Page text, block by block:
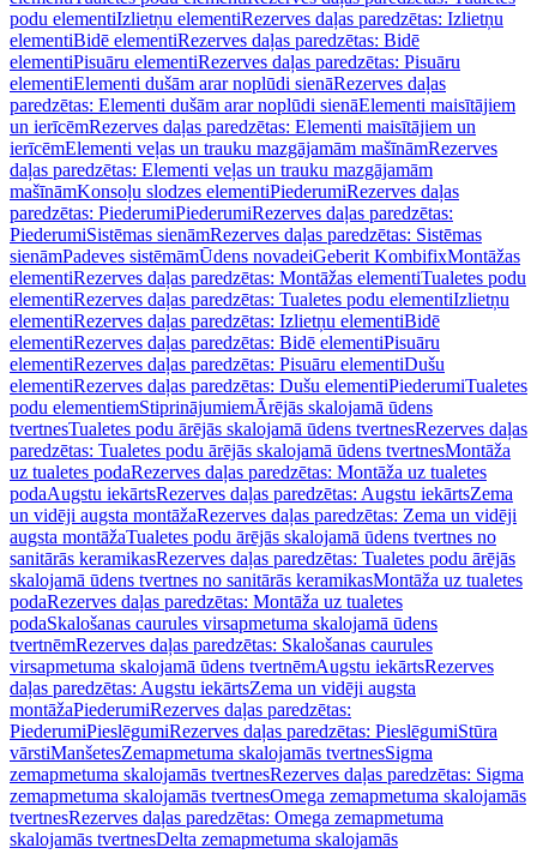
podu elementiIzlietņu elementiRezerves daļas paredzētas: Izlietņu
elementiBidē elementiRezerves daļas paredzētas: Bidē
elementiPisuāru elementiRezerves daļas paredzētas: Pisuāru
elementiElementi dušām arar noplūdi sienāRezerves daļas
paredzētas: Elementi dušām arar noplūdi sienāElementi maisītājiem
un ierīcēmRezerves daļas paredzētas: Elementi maisītājiem un
ierīcēmElementi veļas un trauku mazgājamām mašīnāmRezerves
daļas paredzētas: Elementi veļas un trauku mazgājamām
mašīnāmKonsoļu slodzes elementiPiederumiRezerves daļas
paredzētas: PiederumiPiederumiRezerves daļas paredzētas:
PiederumiSistēmas sienāmRezerves daļas paredzētas: Sistēmas
sienāmPadeves sistēmāmŪdens novadeiGeberit KombifixMontāžas
elementiRezerves daļas paredzētas: Montāžas elementiTualetes podu
elementiRezerves daļas paredzētas: Tualetes podu elementiIzlietņu
elementiRezerves daļas paredzētas: Izlietņu elementiBidē
elementiRezerves daļas paredzētas: Bidē elementiPisuāru
elementiRezerves daļas paredzētas: Pisuāru elementiDušu
elementiRezerves daļas paredzētas: Dušu elementiPiederumiTualetes
podu elementiemStiprinājumiemĀrējās skalojamā ūdens
tvertnesTualetes podu ārējās skalojamā ūdens tvertnesRezerves daļas
paredzētas: Tualetes podu ārējās skalojamā ūdens tvertnesMontāža
uz tualetes podaRezerves daļas paredzētas: Montāža uz tualetes
podaAugstu iekārtsRezerves daļas paredzētas: Augstu iekārtsZema
un vidēji augsta montāžaRezerves daļas paredzētas: Zema un vidēji
augsta montāžaTualetes podu ārējās skalojamā ūdens tvertnes no
sanitārās keramikasRezerves daļas paredzētas: Tualetes podu ārējās
skalojamā ūdens tvertnes no sanitārās keramikasMontāža uz tualetes
podaRezerves daļas paredzētas: Montāža uz tualetes
podaSkalošanas caurules virsapmetuma skalojamā ūdens
tvertnēmRezerves daļas paredzētas: Skalošanas caurules
virsapmetuma skalojamā ūdens tvertnēmAugstu iekārtsRezerves
daļas paredzētas: Augstu iekārtsZema un vidēji augsta
montāžaPiederumiRezerves daļas paredzētas:
PiederumiPieslēgumiRezerves daļas paredzētas: PieslēgumiStūra
vārstiManšetesZemapmetuma skalojamās tvertnesSigma
zemapmetuma skalojamās tvertnesRezerves daļas paredzētas: Sigma
zemapmetuma skalojamās tvertnesOmega zemapmetuma skalojamās
tvertnesRezerves daļas paredzētas: Omega zemapmetuma
skalojamās tvertnesDelta zemapmetuma skalojamās